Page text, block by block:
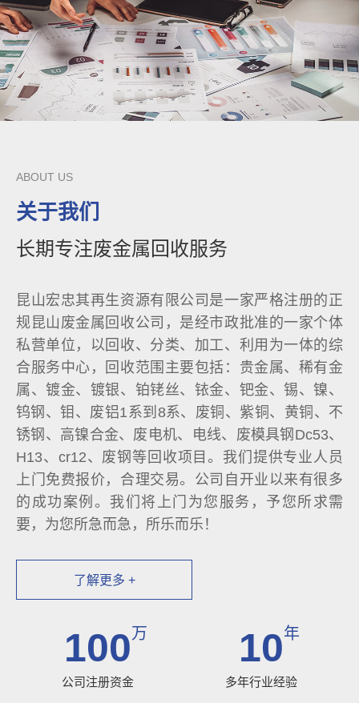
ABOUT US
关于我们
长期专注废金属回收服务
昆山宏忠其再生资源有限公司是一家严格注册的正
规昆山废金属回收公司，是经市政批准的一家个体
私营单位，以回收、分类、加工、利用为一体的综
合服务中心，回收范围主要包括：贵金属、稀有金
属、镀金、镀银、铂铑丝、铱金、钯金、锡、镍、
钨钢、钼、废铝1系到8系、废铜、紫铜、黄铜、不
锈钢、高镍合金、废电机、电线、废模具钢Dc53、
H13、cr12、废钢等回收项目。我们提供专业人员
上门免费报价，合理交易。公司自开业以来有很多
的成功案例。我们将上门为您服务，予您所求需
要，为您所急而急，所乐而乐！
了解更多 +
100万
公司注册资金
10年
多年行业经验